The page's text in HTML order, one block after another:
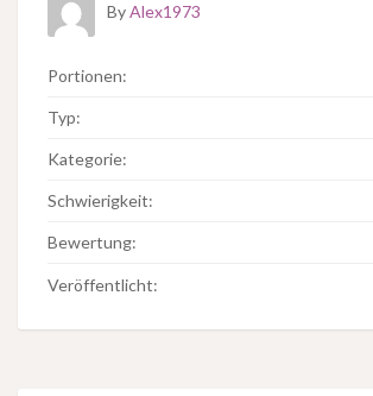
ByAlex1973
Portionen:
Typ:
Kategorie:
Schwierigkeit:
Bewertung:
Veröffentlicht: